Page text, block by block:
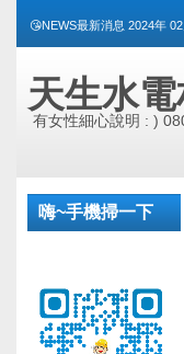
😘NEWS最新消息 2024年
天生水
有女性細心說明 : )
嗨~手機掃一下